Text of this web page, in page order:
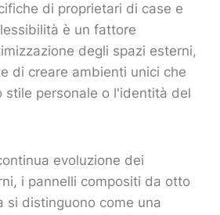
di proprietari di case e
è un fattore
degli spazi esterni,
di creare ambienti unici che
stile personale o l'identità del
evoluzione dei
i pannelli compositi da otto
si distinguono come una